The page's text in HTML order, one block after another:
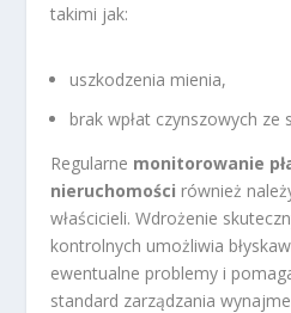
takimi jak:
uszkodzenia mienia,
brak wpłat czynszowych ze
Regularne monitorowanie
nieruchomości również
właścicieli. Wdrożenie
kontrolnych umożliwia
ewentualne problemy i
standard zarządzania